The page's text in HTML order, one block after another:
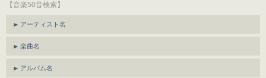
【音楽50音検索】
アーティスト名
楽曲名
アルバム名